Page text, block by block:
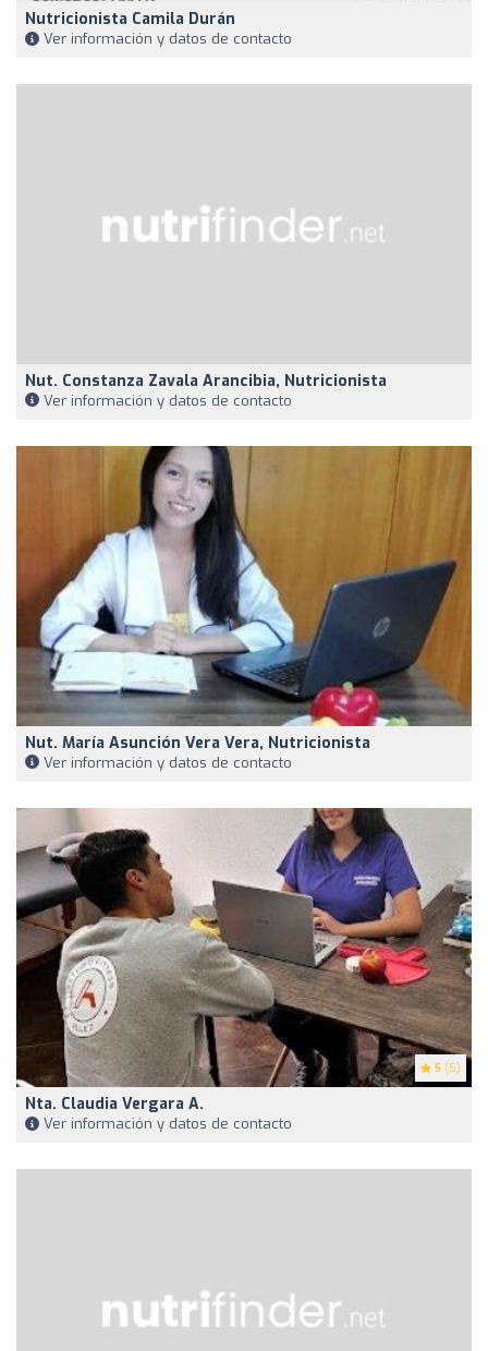
Nutricionista Camila Durán
Ver información y datos de contacto
Nut. Constanza Zavala Arancibia, Nutricionista
Ver información y datos de contacto
Nut. María Asunción Vera Vera, Nutricionista
Ver información y datos de contacto
5 (5)
Nta. Claudia Vergara A.
Ver información y datos de contacto